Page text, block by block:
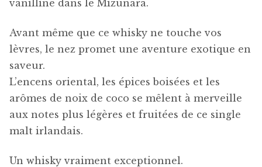
vanilline dans le Mizunara.
Avant même que ce whisky ne touche vos
lèvres, le nez promet une aventure exotique en
saveur.
L’encens oriental, les épices boisées et les
arômes de noix de coco se mêlent à merveille
aux notes plus légères et fruitées de ce single
malt irlandais.
Un whisky vraiment exceptionnel.